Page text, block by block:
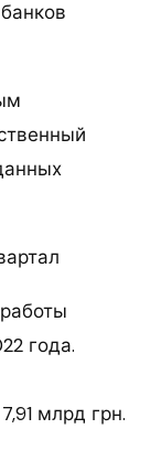
года.
млрд грн.